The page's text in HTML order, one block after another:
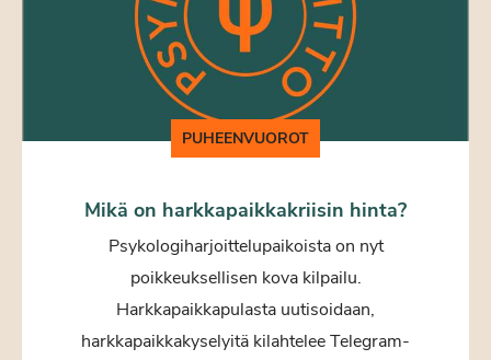
PUHEENVUOROT
Mikä on harkkapaikkakriisin hinta?
Psykologiharjoittelupaikoista on nyt
poikkeuksellisen kova kilpailu.
Harkkapaikkapulasta uutisoidaan,
harkkapaikkakyselyitä kilahtelee Telegram-